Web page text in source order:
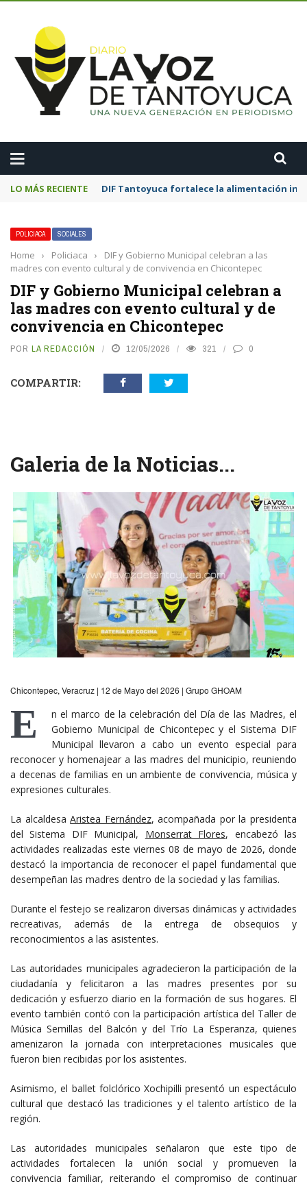
LO MÁS RECIENTE DIF Tantoyuca fortalece la alimentación
POLICIACA SOCIALES
Home › Policiaca ›
DIF y Gobierno Municipal celebran a las
madres con evento cultural y de convivencia en Chicontepec
DIF y Gobierno Municipal celebran a
las madres con evento cultural y de
convivencia en Chicontepec
POR LA REDACCIÓN 12/05/2026 321 0
COMPARTIR:
Galeria de la Noticias...
Chicontepec, Veracruz | 12 de Mayo del 2026 | Grupo GHOAM
E
n el marco de la celebración del Día de las Madres, el
Gobierno Municipal de Chicontepec y el Sistema DIF
Municipal llevaron a cabo un evento especial para
reconocer y homenajear a las madres del municipio, reuniendo
a decenas de familias en un ambiente de convivencia, música y
expresiones culturales.
La alcaldesaAristea Fernández, acompañada por la presidenta
del Sistema DIF Municipal, Monserrat Flores, encabezó las
actividades realizadas este viernes 08 de mayo de 2026, donde
destacó la importancia de reconocer el papel fundamental que
desempeñan las madres dentro de la sociedad y las familias.
Durante el festejo se realizaron diversas dinámicas y actividades
recreativas, además de la entrega de obsequios y
reconocimientos a las asistentes.
Las autoridades municipales agradecieron la participación de la
ciudadanía y felicitaron a las madres presentes por su
dedicación y esfuerzo diario en la formación de sus hogares. El
evento también contó con la participación artística del Taller de
Música Semillas del Balcón y del Trío La Esperanza, quienes
amenizaron la jornada con interpretaciones musicales que
fueron bien recibidas por los asistentes.
Asimismo, el ballet folclórico Xochipilli presentó un espectáculo
cultural que destacó las tradiciones y el talento artístico de la
región.
Las autoridades municipales señalaron que este tipo de
actividades fortalecen la unión social y promueven la
convivencia familiar, reiterando el compromiso de continuar